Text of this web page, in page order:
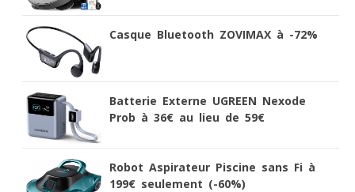
Casque Bluetooth ZOVIMAX à -72%
Batterie Externe UGREEN Nexode
Prob à 36€ au lieu de 59€
Robot Aspirateur Piscine sans Fi à
199€ seulement (-60%)